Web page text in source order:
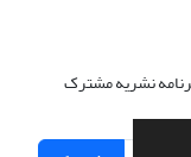
نشریه مشترک